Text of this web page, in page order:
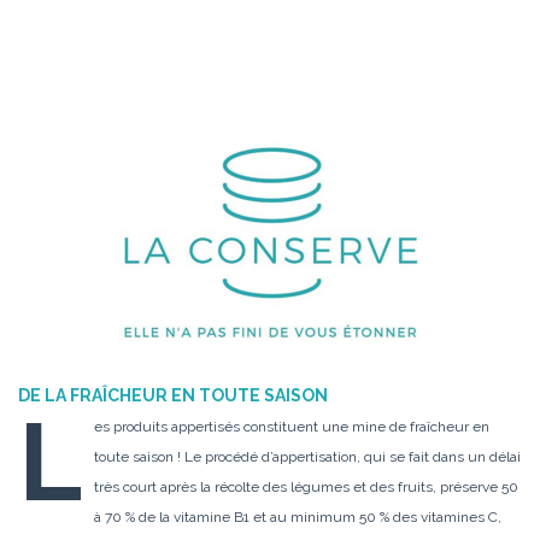
DE LA FRA CHEUR EN TOUTE SAISON
L
es produits appertisés constituent une mine de fraîcheur en
toute saison ! Le procédé d’appertisation, qui se fait dans un délai
très court après la récolte des légumes et des fruits, préserve 50
à 70 % de la vitamine B1 et au minimum 50 % des vitamines C,